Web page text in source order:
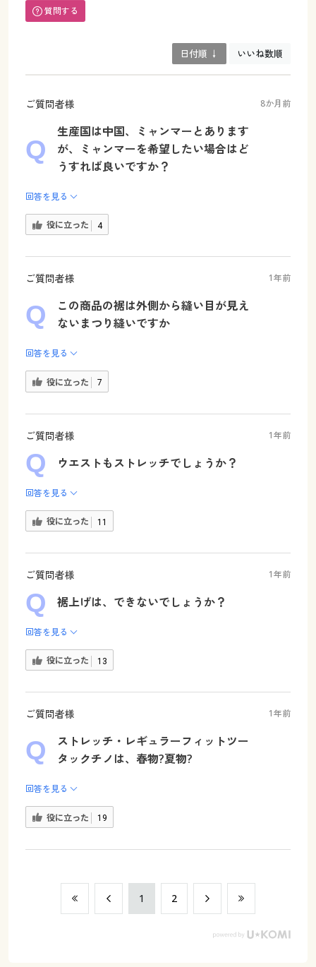
質問する
日付順 ↓ いいね数順
ご質問者様 8か月前
生産国は中国、ミャンマーとあります
が、ミャンマーを希望したい場合はど
うすれば良いですか？
回答を見る
役に立った 4
ご質問者様 1年前
この商品の裾は外側から縫い目が見え
ないまつり縫いですか
回答を見る
役に立った 7
ご質問者様 1年前
ウエストもストレッチでしょうか？
回答を見る
役に立った 11
ご質問者様 1年前
裾上げは、できないでしょうか？
回答を見る
役に立った 13
ご質問者様 1年前
ストレッチ・レギュラーフィットツー
タックチノは、春物?夏物?
回答を見る
役に立った 19
​1 ​2